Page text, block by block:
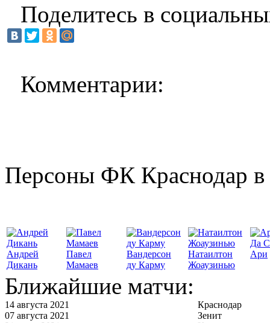
Поделитесь в
Комментарии:
Персоны ФК Краснодар в
Андрей
Дикань
Павел
Мамаев
Вандерсон
ду Карму
Натаилтон
Жоаузинью
Да
Ари
Ближайшие матчи:
14 августа 2021
Краснодар
07 августа 2021
Зенит